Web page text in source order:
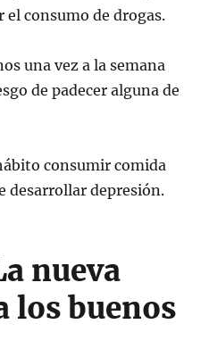
el consumo de drogas.
una vez a la semana
de padecer alguna de
consumir comida
desarrollar depresión.
nueva
los buenos